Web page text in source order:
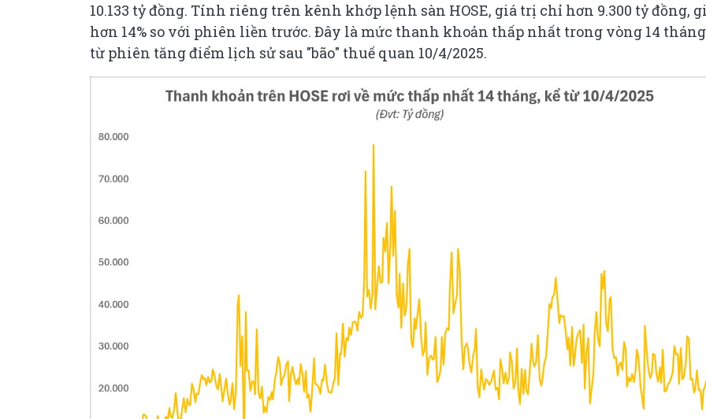
10.133 tỷ đồng. Tính riêng trên kênh khớp lệnh sàn HOSE, giá trị chỉ hơn 9.300 tỷ đồng,
hơn 14% so với phiên liền trước. Đây là mức thanh khoản thấp nhất trong vòng 14
từ phiên tăng điểm lịch sử sau "bão" thuế quan 10/4/2025.